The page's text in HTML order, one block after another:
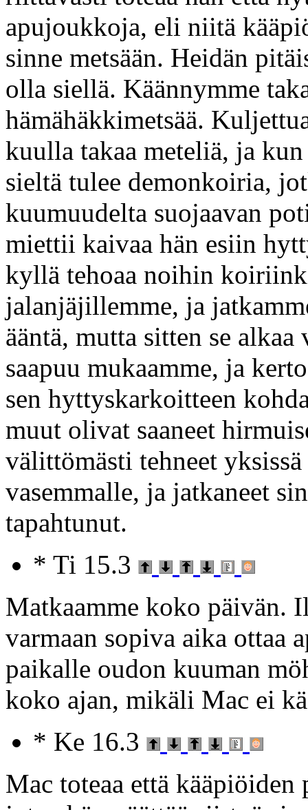
apujoukkoja, eli niitä
sinne metsään. Heidän
olla siellä. Käännymme
hämähäkkimetsää.
kuulla takaa meteliä, ja
sieltä tulee demonkoiria,
kuumuudelta suojaavan
miettii kaivaa hän esiin
kyllä tehoaa noihin
jalanjäjillemme, ja
ääntä, mutta sitten se alkaa
saapuu mukaamme, ja
sen hyttyskarkoitteen
muut olivat saaneet
välittömästi tehneet
vasemmalle, ja jatkaneet
tapahtunut.
* Ti 15.3
Matkaamme koko päivän.
varmaan sopiva aika ottaa
paikalle oudon kuuman
koko ajan, mikäli Mac ei
* Ke 16.3
Mac toteaa että kääpiöiden